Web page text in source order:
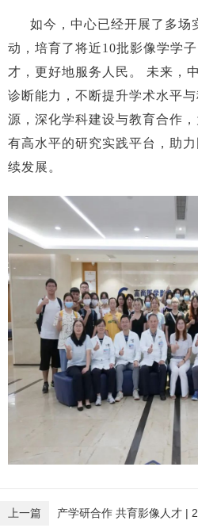
如今，中心已经开展了多场
动，培育了将近10批影像学学
才，更好地服务人民。 未来，
诊断能力，不断提升学术水平
源，深化学科建设与教育合作
有高水平的研究实践平台，助
续发展。
上一篇 产学研合作 共育影像人才 | 2024-